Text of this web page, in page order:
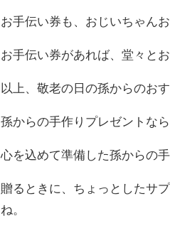
お手伝い券も、おじいちゃん
お手伝い券があれば、堂々と
以上、敬老の日の孫からのお
孫からの手作りプレゼントな
心を込めて準備した孫からの
贈るときに、ちょっとしたサ
ね。